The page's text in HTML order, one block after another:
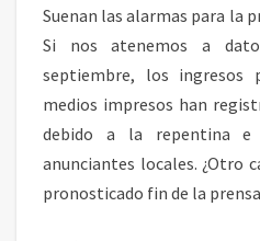
I
S
D
E
A
U
N
Suenan las alarmas para la
Si nos atenemos a
septiembre, los ingresos
medios impresos han
debido a la repentina e
anunciantes locales. ¿Otro
pronosticado fin de la